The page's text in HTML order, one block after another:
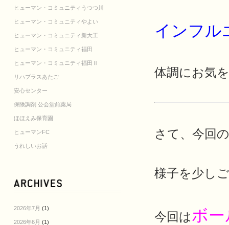
ヒューマン・コミュニティうつつ川
ヒューマン・コミュニティやよい
ヒューマン・コミュニティ新大工
ヒューマン・コミュニティ福田
ヒューマン・コミュニティ福田Ⅱ
リハプラスあたご
安心センター
保険調剤 公会堂前薬局
ほほえみ保育園
ヒューマンFC
うれしいお話
2026年7月 (1)
2026年6月 (1)
インフル
体調にお気
さて、今回
様子を少し
今回はボ